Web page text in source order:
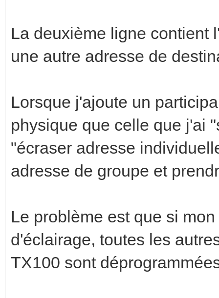
La deuxième ligne contient
une autre adresse de
Lorsque j'ajoute un
physique que celle que j'ai
"écraser adresse
adresse de groupe et
Le problème est que si
d'éclairage, toutes les
TX100 sont